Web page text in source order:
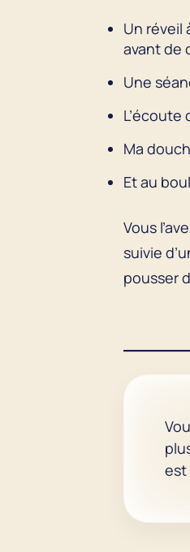
Un réveil
avant de
Une
L’écoute
Ma
Et au
Vous
suivie
pousser
est